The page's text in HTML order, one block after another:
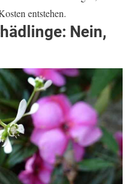
entstehen.
Nein,